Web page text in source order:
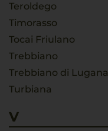
Teroldego
Timorasso
Tocai Friulano
Trebbiano
Trebbiano di Lugana
Turbiana
V